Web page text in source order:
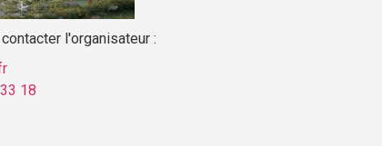
l'organisateur :
18